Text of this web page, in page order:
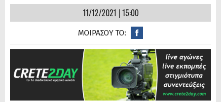
11/12/2021 | 15:00
ΜΟΙΡΑΣΟΥ ΤΟ: